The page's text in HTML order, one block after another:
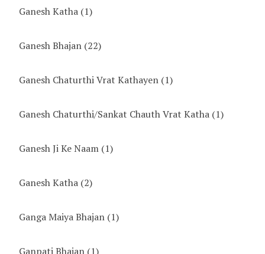
Ganesh Katha (1)
Ganesh Bhajan (22)
Ganesh Chaturthi Vrat Kathayen (1)
Ganesh Chaturthi/Sankat Chauth Vrat Katha (1)
Ganesh Ji Ke Naam (1)
Ganesh Katha (2)
Ganga Maiya Bhajan (1)
Ganpati Bhajan (1)